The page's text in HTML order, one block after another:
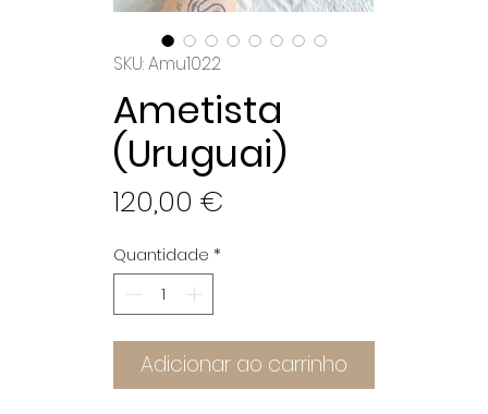
SKU: Amu1022
Ametista
(Uruguai)
120,00 €
Quantidade *
Adicionar ao carrinho